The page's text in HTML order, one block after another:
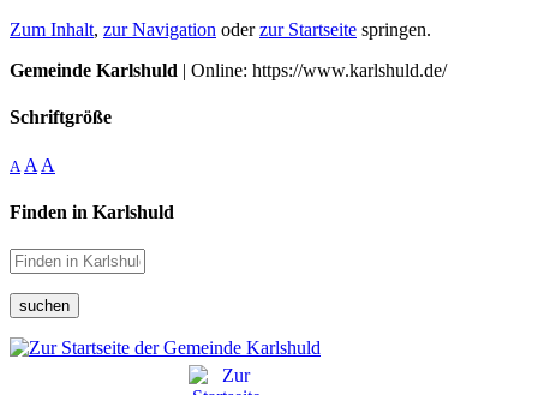
Zum Inhalt, zur Navigation oderzur Startseite springen.
Gemeinde Karlshuld | Online: https://www.karlshuld.de/
Schriftgröße
A A A
Finden in Karlshuld
suchen